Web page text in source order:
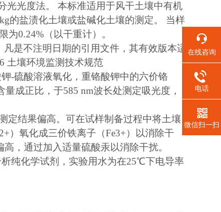
光光度法。 本标准适用于风干土壤中有机
的盐渍化土壤或盐碱化土壤的测定。 当样
为0.24%（以干重计）。
是不注明日期的引用文件，其有效版本适
土壤环境监测技术规范
-硫酸溶液氧化，重铬酸钾中的六价铬
成正比，于585 nm波长处测定吸光度，
定结果偏高。可在试样制备过程中将土壤
）氧化成三价铁离子（Fe3+）以消除干
，通过加入适量硫酸汞以消除干扰。
纯化学试剂，实验用水为在25℃下电导率
在线咨询
电话
微信扫一扫